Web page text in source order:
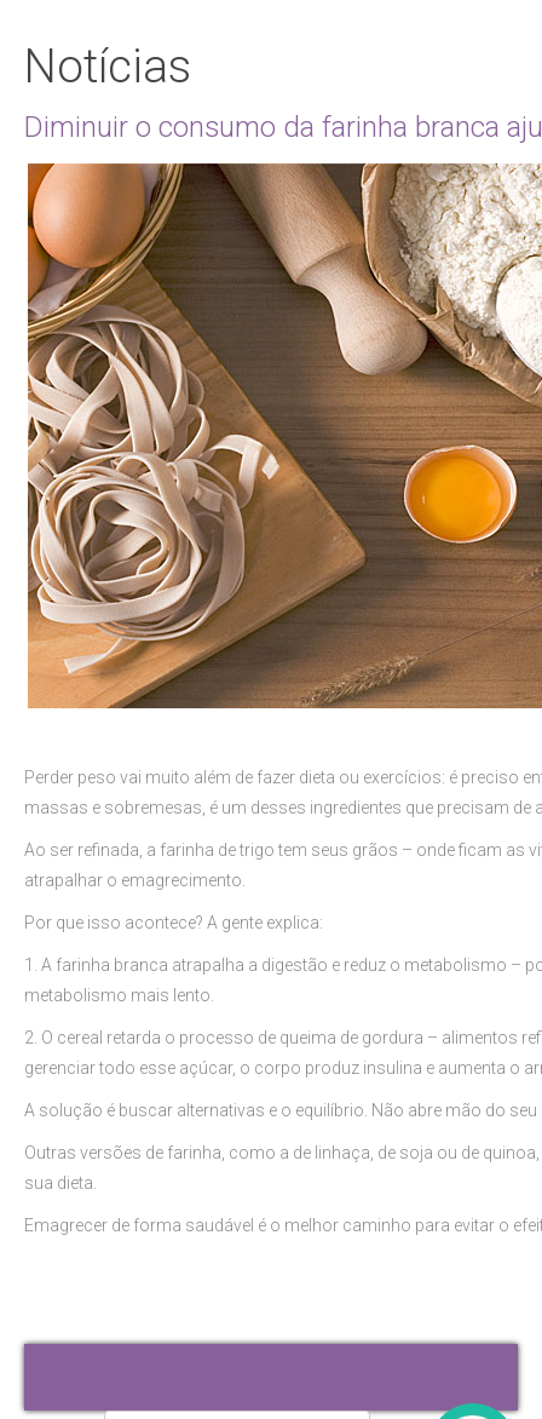
Notícias
Diminuir o consumo da farinha branca
Perder peso vai muito além de fazer dieta ou exercícios: é preciso
massas e sobremesas, é um desses ingredientes que precisam de
Ao ser refinada, a farinha de trigo tem seus grãos – onde ficam as
atrapalhar o emagrecimento.
Por que isso acontece? A gente explica:
1. A farinha branca atrapalha a digestão e reduz o metabolismo –
metabolismo mais lento.
2. O cereal retarda o processo de queima de gordura – alimentos
gerenciar todo esse açúcar, o corpo produz insulina e aumenta o
A solução é buscar alternativas e o equilíbrio. Não abre mão do
Outras versões de farinha, como a de linhaça, de soja ou de
sua dieta.
Emagrecer de forma saudável é o melhor caminho para evitar o